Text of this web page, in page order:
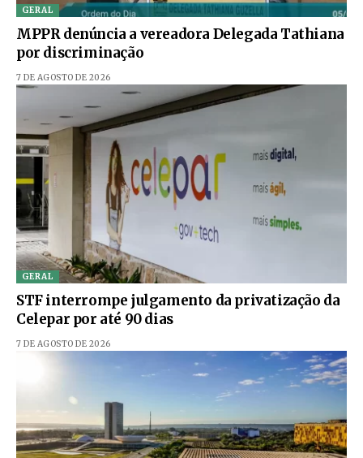
GERAL
MPPR denúncia a vereadora Delegada Tathiana
por discriminação
7 DE AGOSTO DE 2026
GERAL
STF interrompe julgamento da privatização da
Celepar por até 90 dias
7 DE AGOSTO DE 2026